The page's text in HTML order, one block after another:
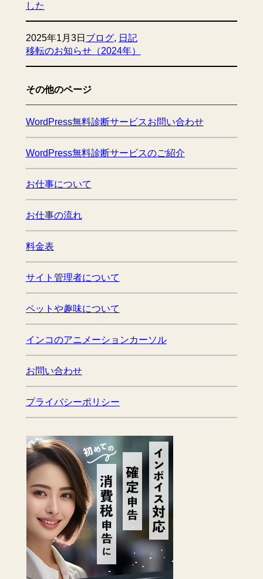
した
2025年1月3日 ブログ, 日記
移転のお知らせ（2024年）
その他のページ
WordPress無料診断サービスお問い合わせ
WordPress無料診断サービスのご紹介
お仕事について
お仕事の流れ
料金表
サイト管理者について
ペットや趣味について
インコのアニメーションカーソル
お問い合わせ
プライバシーポリシー